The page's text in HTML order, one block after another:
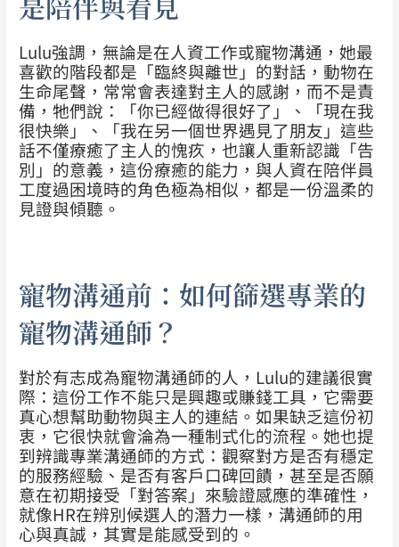
Lulu強調，無論是在人資工作或寵物溝通，她最
喜歡的階段都是「臨終與離世」的對話，動物在
生命尾聲，常常會表達對主人的感謝，而不是責
備，牠們說：「你已經做得很好了」、「現在我
很快樂」、「我在另一個世界遇見了朋友」這些
話不僅療癒了主人的愧疚，也讓人重新認識「告
別」的意義，這份療癒的能力，與人資在陪伴員
工度過困境時的角色極為相似，都是一份溫柔的
見證與傾聽。
寵物溝通前：如何篩選專業的
寵物溝通師？
對於有志成為寵物溝通師的人，Lulu的建議很實
際：這份工作不能只是興趣或賺錢工具，它需要
真心想幫助動物與主人的連結。如果缺乏這份初
衷，它很快就會淪為一種制式化的流程。她也提
到辨識專業溝通師的方式：觀察對方是否有穩定
的服務經驗、是否有客戶口碑回饋，甚至是否願
意在初期接受「對答案」來驗證感應的準確性，
就像HR在辨別候選人的潛力一樣，溝通師的用
心與真誠，其實是能感受到的。